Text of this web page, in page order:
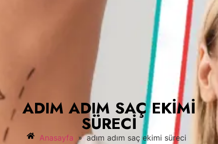
ADIM ADIM SAÇ EKIMI
SÜRECI
Anasayfa » adım adım saç ekimi süreci